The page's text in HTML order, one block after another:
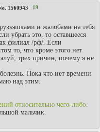
1560943 19
и жалобами на тебя
убрать это, то оставшееся
филиал /рф/. Если
то, что кроме этого нет
трех причин, почему я не
Пока что нет времени
над этим.
относительно чего-либо.
мальчик.